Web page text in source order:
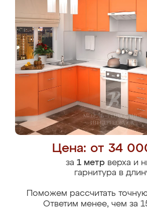
Цена: от 34
за 1 метрверха и
гарнитура в
Поможем рассчитать
Ответим менее, чем за